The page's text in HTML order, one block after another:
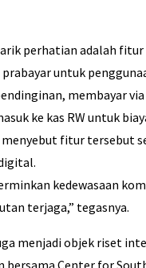
perhatian adalah
untuk
membayar
ke kas RW untuk
fitur tersebut
kedewasaan
terjaga,” tegasnya.
menjadi objek riset